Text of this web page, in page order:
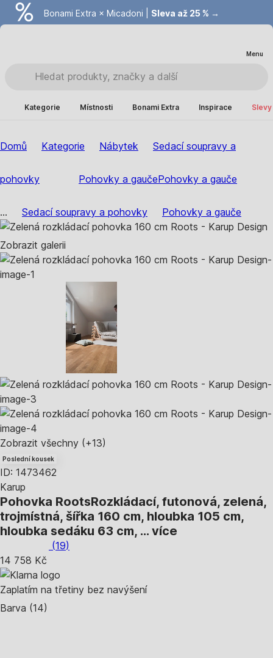
Bonami Extra × Micadoni | Sleva až 25 % →
Summer Sale | Ušetřete až 40 % →
Menu
Kategorie Místnosti Bonami Extra Inspirace
Domů Kategorie Nábytek Sedací soupravy a
pohovky Pohovky a gaučePohovky a gauče
... Sedací soupravy a pohovky Pohovky a gauče
Zobrazit galerii
Zobrazit všechny (+13)
Poslední kousek
ID: 1473462
Karup
Pohovka RootsRozkládací, futonová, zelená,
trojmístná, šířka 160 cm, hloubka 105 cm,
hloubka sedáku 63 cm, … více
(19)
14 758 Kč
Zaplatím na třetiny bez navýšení
Barva (14)